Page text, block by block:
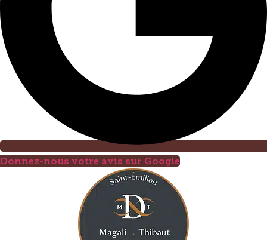
Donnez-nous votre avis sur Google